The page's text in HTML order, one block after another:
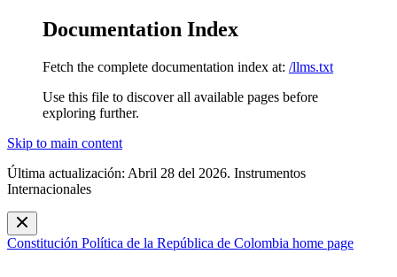
Documentation Index
Fetch the complete documentation index at: /llms.txt
Use this file to discover all available pages before
exploring further.
Skip to main content
Última actualización: Abril 28 del 2026. Instrumentos
Internacionales
Constitución Política de la República de Colombia home page